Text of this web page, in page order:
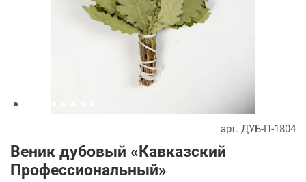
арт. ДУБ-П-1804
Веник дубовый «Кавказский
Профессиональный»